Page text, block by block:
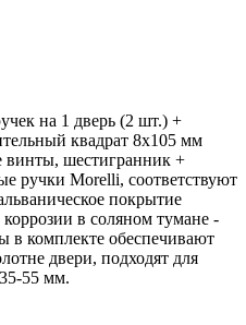
на 1 дверь (2 шт.) +
квадрат 8x105 мм
шестигранник +
ручки Morelli, соответствуют
покрытие
в соляном тумане -
в комплекте обеспечивают
двери, подходят для
55 мм.